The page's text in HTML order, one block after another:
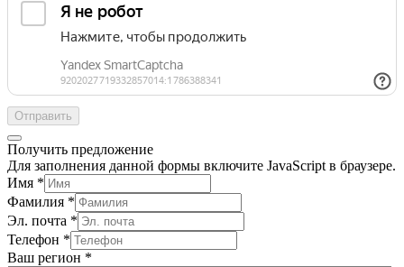
Отправить
Получить предложение
Для заполнения данной формы включите JavaScript в браузере.
Имя *
Фамилия *
Эл. почта *
Телефон *
Ваш регион *